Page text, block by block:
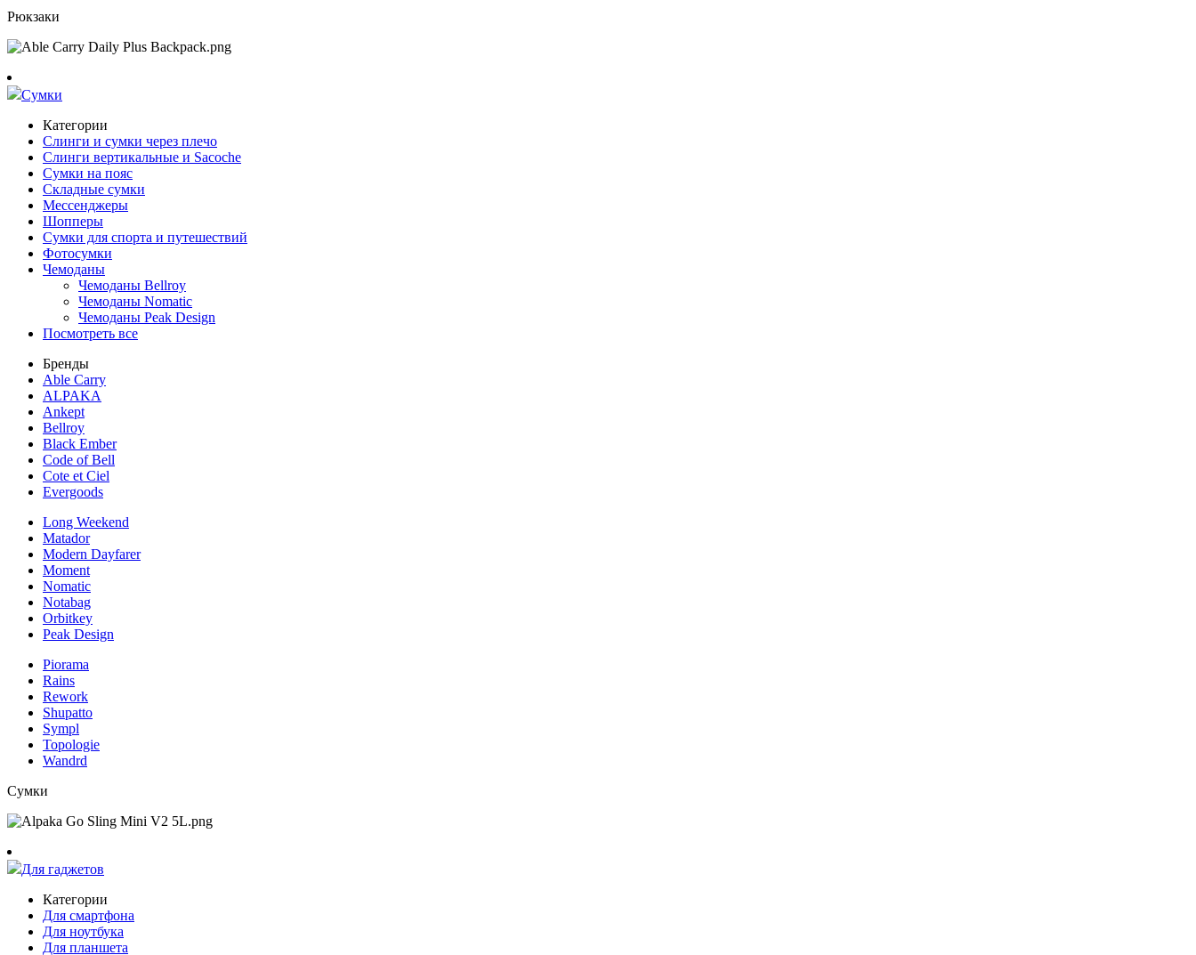
Рюкзаки
Сумки
Категории
Слинги и сумки через плечо
Слинги вертикальные и Sacoche
Сумки на пояс
Складные сумки
Мессенджеры
Шопперы
Сумки для спорта и путешествий
Фотосумки
Чемоданы
Чемоданы Bellroy
Чемоданы Nomatic
Чемоданы Peak Design
Посмотреть все
Бренды
Able Carry
ALPAKA
Ankept
Bellroy
Black Ember
Code of Bell
Cote et Ciel
Evergoods
Long Weekend
Matador
Modern Dayfarer
Moment
Nomatic
Notabag
Orbitkey
Peak Design
Piorama
Rains
Rework
Shupatto
Sympl
Topologie
Wandrd
Сумки
Для гаджетов
Категории
Для смартфона
Для ноутбука
Для планшета